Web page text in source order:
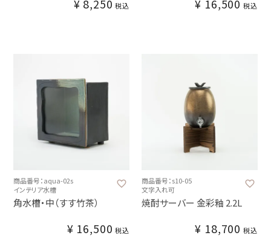
¥ 8,250 税込 ¥ 16,500 税込
商品番号：aqua-02s
インテリア水槽
角水槽・中（すす竹茶）
¥ 16,500 税込
商品番号：s10-05
文字入れ可
焼酎サーバー 金彩釉 2.2L
¥ 18,700 税込